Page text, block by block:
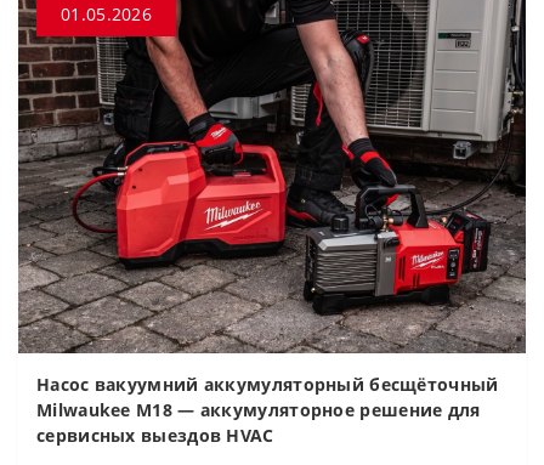
01.05.2026
Насос вакуумний аккумуляторный бесщёточный
Milwaukee M18 — аккумуляторное решение для
сервисных выездов HVAC